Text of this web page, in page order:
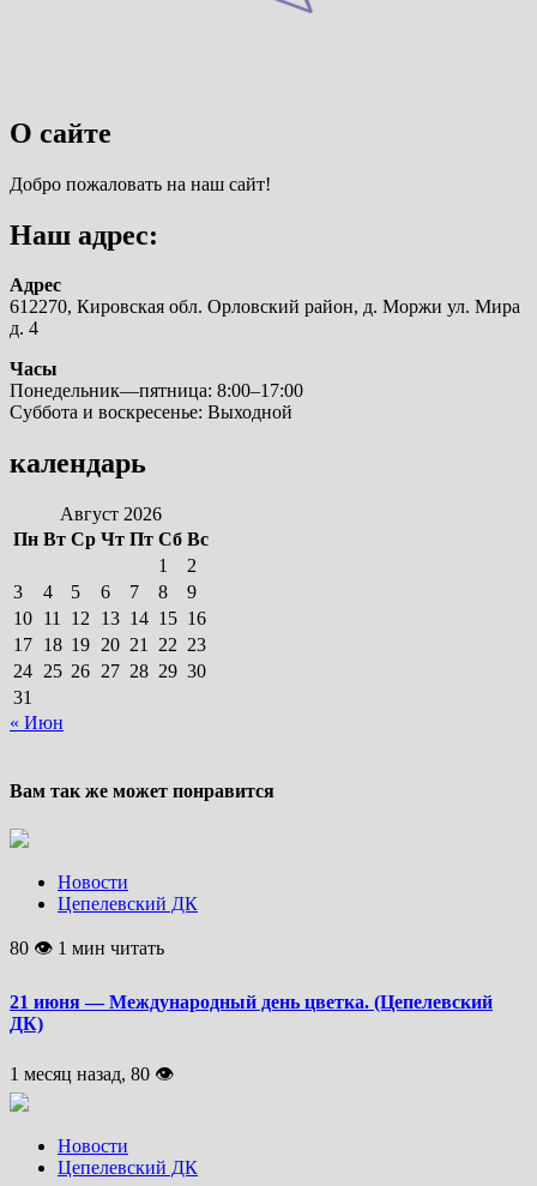
О сайте
Добро пожаловать на наш сайт!
Наш адрес:
Адрес
612270, Кировская обл. Орловский район, д. Моржи ул. Мира
д. 4
Часы
Понедельник—пятница: 8:00–17:00
Суббота и воскресенье: Выходной
календарь
Август 2026
Пн Вт Ср Чт Пт Сб Вс
1
2
3
4 5 6 7 8
9
10 11 12 13 14 15 16
17 18 19 20 21 22 23
24 25 26 27 28 29 30
31
« Июн
Вам так же может понравится
Новости
Цепелевский ДК
80 👁 1 мин читать
21 июня — Международный день цветка. (Цепелевский
ДК)
1 месяц назад, 80 👁
Новости
Цепелевский ДК